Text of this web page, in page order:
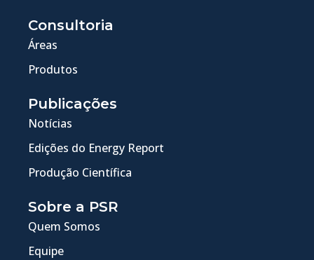
Consultoria
Áreas
Produtos
Publicações
Notícias
Edições do Energy Report
Produção Científica
Sobre a PSR
Quem Somos
Equipe